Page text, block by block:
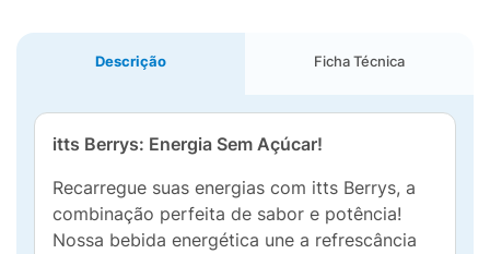
Descrição Ficha Técnica
itts Berrys: Energia Sem Açúcar!
Recarregue suas energias com itts Berrys, a
combinação perfeita de sabor e potência!
Nossa bebida energética une a refrescância